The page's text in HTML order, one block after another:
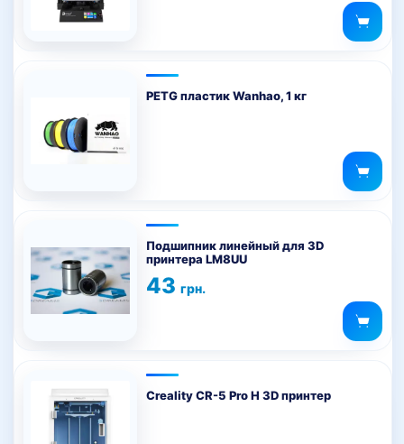
PETG пластик Wanhao, 1 кг
Подшипник линейный для 3D
принтера LM8UU
43 грн.
Creality CR-5 Pro H 3D принтер